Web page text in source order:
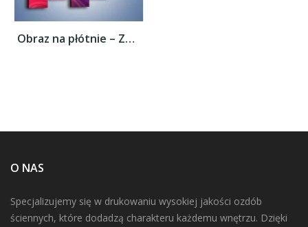
Obraz na płótnie – Zachowane kolory tęczy...
O NAS
Specjalizujemy się w drukowaniu wysokiej jakości ozdób
ściennych, które dodadzą charakteru każdemu wnętrzu. Dzięki